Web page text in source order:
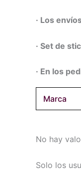
· Los
· Set de
· En los
Marca
No hay
Solo los